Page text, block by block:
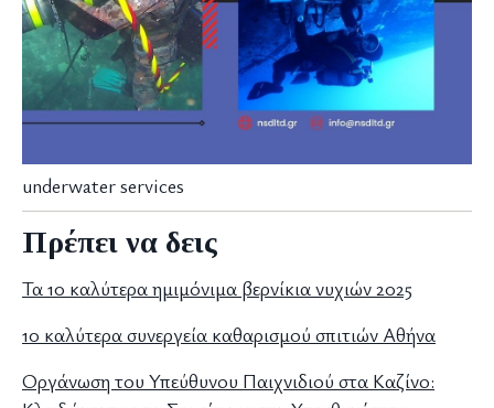
underwater services
Πρέπει να δεις
Τα 10 καλύτερα ημιμόνιμα βερνίκια νυχιών 2025
10 καλύτερα συνεργεία καθαρισμού σπιτιών Αθήνα
Οργάνωση του Υπεύθυνου Παιχνιδιού στα Καζίνο: